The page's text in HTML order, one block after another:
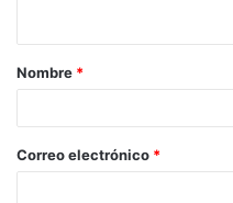
Nombre *
Correo electrónico *